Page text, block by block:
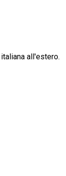
all'estero.